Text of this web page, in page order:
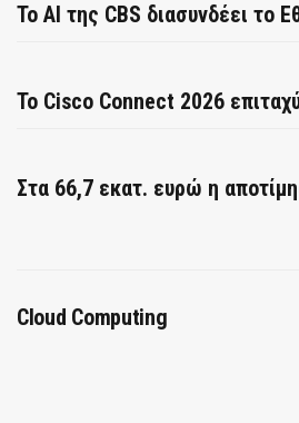
Το AI της CBS διασυνδέει το
Το Cisco Connect 2026
Στα 66,7 εκατ. ευρώ η
Cloud Computing